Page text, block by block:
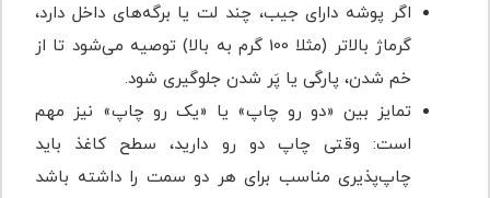
اگر پوشه دارای جیب، چند لت یا برگه‌های داخل دارد،
گرماژ بالاتر (مثلا 100 گرم به بالا) توصیه می‌شود تا از
خم شدن، پارگی یا پَر شدن جلوگیری شود.
تمایز بین «دو رو چاپ» یا «یک رو چاپ» نیز مهم
است: وقتی چاپ دو رو دارید، سطح کاغذ باید
چاپ‌پذیری مناسب برای هر دو سمت را داشته باشد